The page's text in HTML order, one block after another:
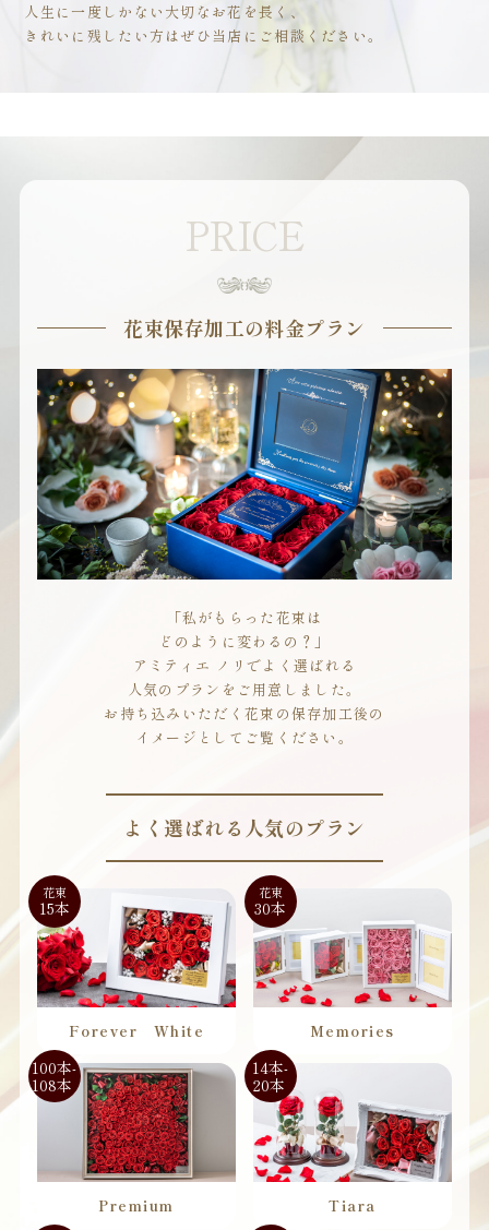
人生に一度しかない大切なお花を長く、
きれいに残したい方はぜひ当店にご相談ください。
PRICE
花束保存加工の料金プラン
「私がもらった花束は
どのように変わるの？」
アミティエ ノリでよく選ばれる
人気のプランをご用意しました。
お持ち込みいただく花束の保存加工後の
イメージとしてご覧ください。
よく選ばれる人気のプラン
花束
15本
Forever White
花束
30本
Memories
100本-
108本
Premium
14本-
20本
Tiara